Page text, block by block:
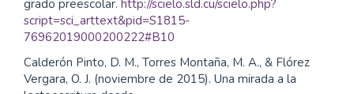
grado preescolar. http://scielo.sld.cu/scielo.php?
script=sci_arttext&pid=S1815-
76962019000200222#B10
Calderón Pinto, D. M., Torres Montaña, M. A., & Flórez
Vergara, O. J. (noviembre de 2015). Una mirada a la